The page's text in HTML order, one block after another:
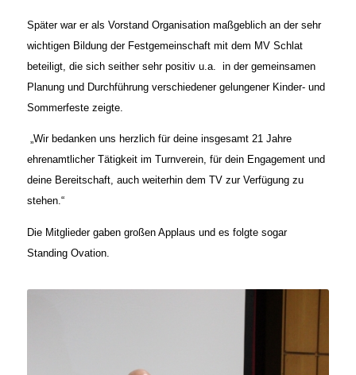
Später war er als Vorstand Organisation maßgeblich an der sehr
wichtigen Bildung der Festgemeinschaft mit dem MV Schlat
beteiligt, die sich seither sehr positiv u.a. in der gemeinsamen
Planung und Durchführung verschiedener gelungener Kinder- und
Sommerfeste zeigte.
„Wir bedanken uns herzlich für deine insgesamt 21 Jahre
ehrenamtlicher Tätigkeit im Turnverein, für dein Engagement und
deine Bereitschaft, auch weiterhin dem TV zurVerfügung zu
stehen.“
Die Mitglieder gaben großen Applaus und es folgte sogar
Standing Ovation.